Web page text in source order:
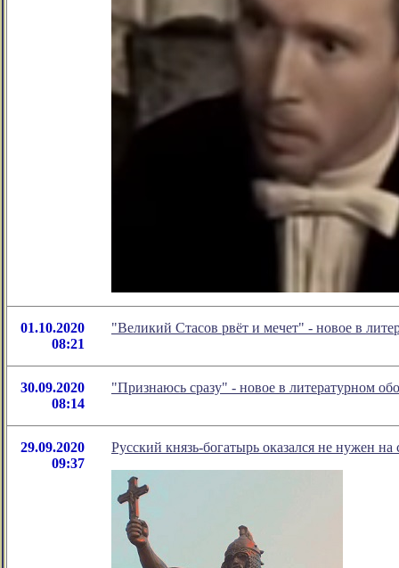
01.10.2020
08:21
"Великий Стасов рвёт и мечет" - новое в
30.09.2020
08:14
"Признаюсь сразу" - новое в литературном
29.09.2020
09:37
Русский князь-богатырь оказался не нужен на